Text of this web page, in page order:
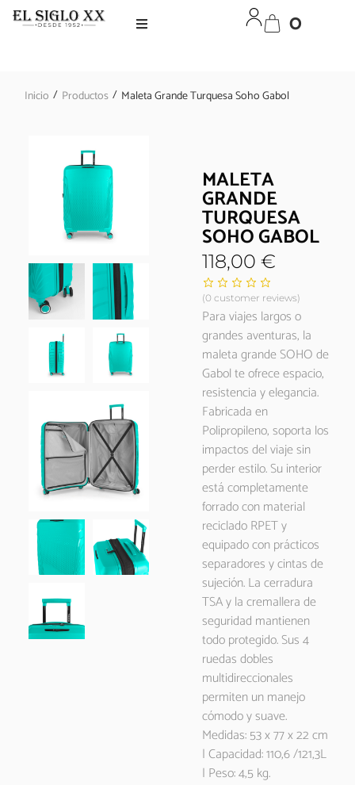
0
Inicio / Productos / Maleta Grande Turquesa Soho Gabol
MALETA
GRANDE
TURQUESA
SOHO GABOL
118,00€
(0 customer reviews)
Para viajes largos o
grandes aventuras, la
maleta grande SOHO de
Gabol te ofrece espacio,
resistencia y elegancia.
Fabricada en
Polipropileno, soporta los
impactos del viaje sin
perder estilo. Su interior
está completamente
forrado con material
reciclado RPET y
equipado con prácticos
separadores y cintas de
sujeción. La cerradura
TSA y la cremallera de
seguridad mantienen
todo protegido. Sus 4
ruedas dobles
multidireccionales
permiten un manejo
cómodo y suave.
Medidas: 53 x 77 x 22 cm
| Capacidad: 110,6 /121,3L
| Peso: 4,5 kg.